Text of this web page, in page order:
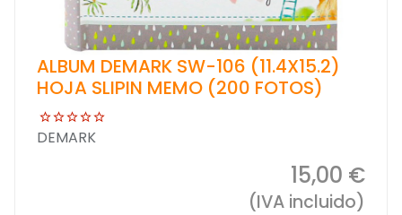
ALBUM DEMARK SW-106 (11.4X15.2)
HOJA SLIPIN MEMO (200 FOTOS)
DEMARK
15,00 €
(IVA incluido)